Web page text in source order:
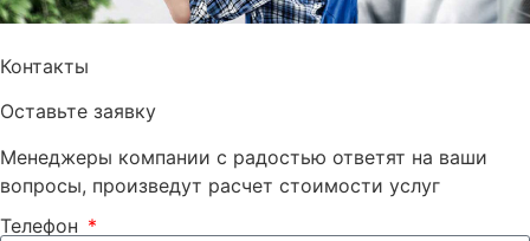
Контакты
Оставьте заявку
Менеджеры компании с радостью ответят на ваши
вопросы, произведут расчет стоимости услуг
Телефон